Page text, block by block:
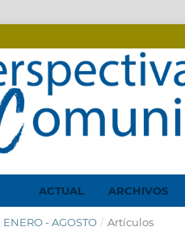
ACTUAL ARCHIVOS
ENERO - AGOSTO / Artículos